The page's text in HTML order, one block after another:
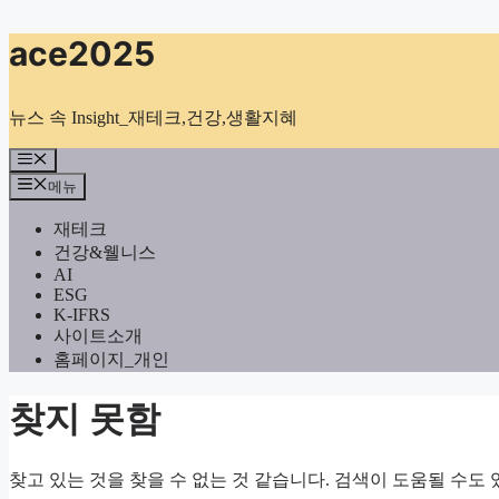
컨
텐
로
너
뛰
기
ace2025
뉴스 속 Insight_재테크,건강,생활지혜
메
뉴
메뉴
재테크
건강&웰니스
AI
ESG
K-IFRS
사이트소개
홈페이지_개인
찾지 못함
찾고 있는 것을 찾을 수 없는 것 같습니다. 검색이 도움될 수도